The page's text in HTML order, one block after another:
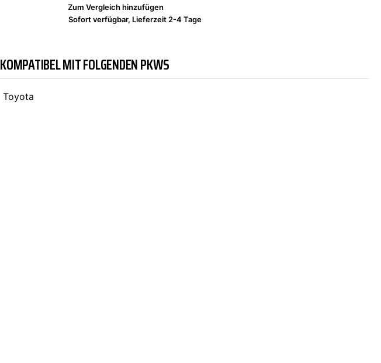
Zum Vergleich hinzufügen
Sofort verfügbar, Lieferzeit 2-4 Tage
KOMPATIBEL MIT FOLGENDEN PKWS
Toyota